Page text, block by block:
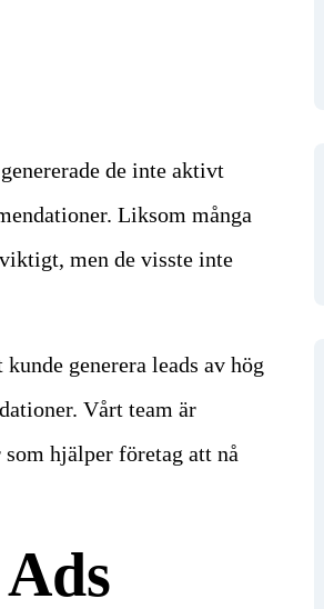
de inte aktivt
Liksom många
men de visste inte
generera leads av hög
Vårt team är
hjälper företag att nå